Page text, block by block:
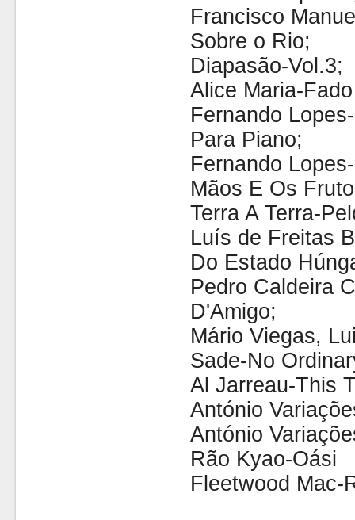
Francisco
Sobre o Rio;
Diapasão-Vol.3;
Alice Maria-
Fernando
Para Piano;
Fernando
Mãos E Os
Terra A Terra-
Luís de Freitas
Do Estado
Pedro Caldeira
D'Amigo;
Mário Viegas,
Sade-No
Al Jarreau-This
António
António
Rão Kyao-Oási
Fleetwood Mac-